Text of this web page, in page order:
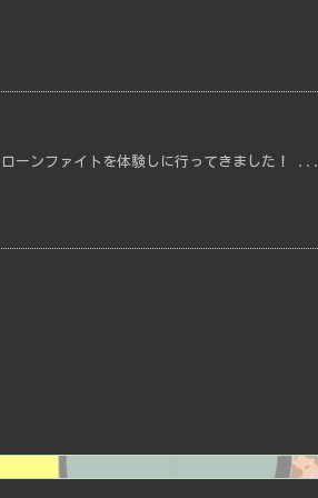
ローンファイトを体験しに行ってきました！ ...